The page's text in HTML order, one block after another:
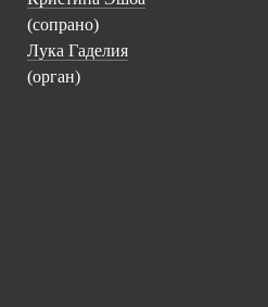
(сопрано)
Лука Гаделия
(орган)